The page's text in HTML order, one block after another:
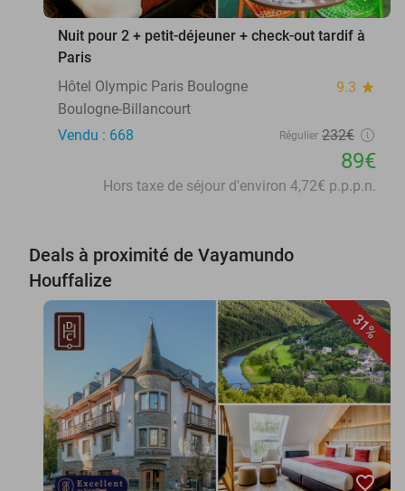
Nuit pour 2 + petit-déjeuner + check-out tardif à
Paris
Hôtel Olympic Paris Boulogne
9.3 star
Boulogne-Billancourt
Vendu : 668
Régulier 232€
89€
Hors taxe de séjour d'environ 4,72€ p.p.p.n.
Deals à proximité de Vayamundo
Houffalize
31%
favorite_border